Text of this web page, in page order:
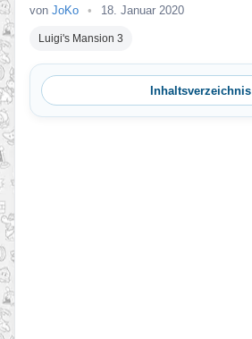
von JoKo • 18. Januar 2020
Luigi's Mansion 3
Inhaltsverzeichnis